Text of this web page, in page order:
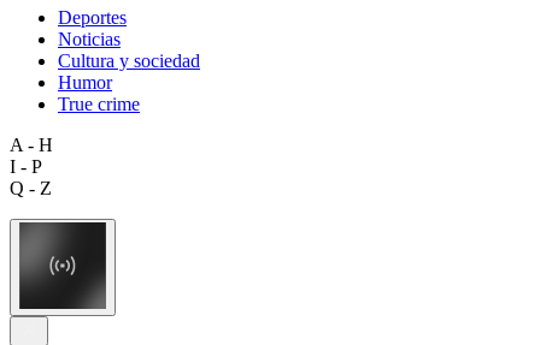
Deportes
Noticias
Cultura y sociedad
Humor
True crime
A - H
I - P
Q - Z